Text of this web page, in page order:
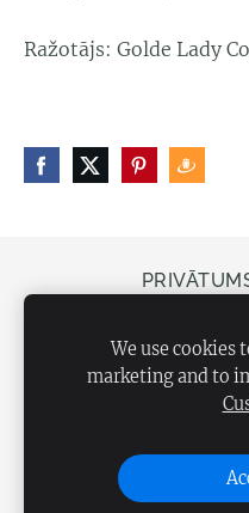
Ražotājs: Golde Lady
Veikals Bergs,
We use cookies
marketing and to